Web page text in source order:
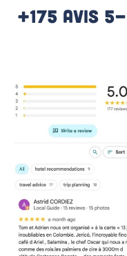
+175 Avis